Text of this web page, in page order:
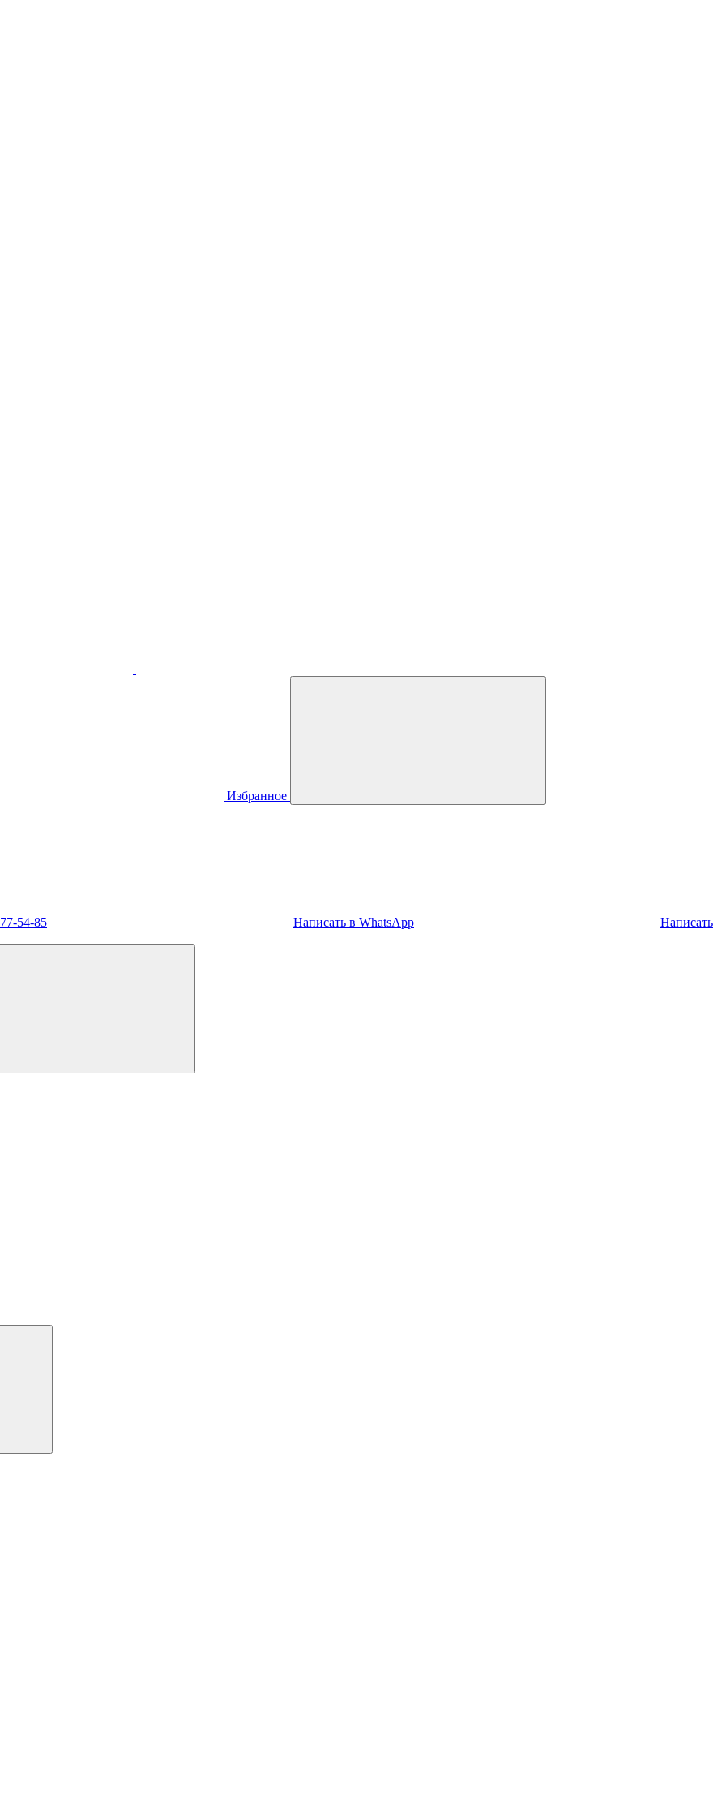
Избранное
54-85 Написать в WhatsApp Написать